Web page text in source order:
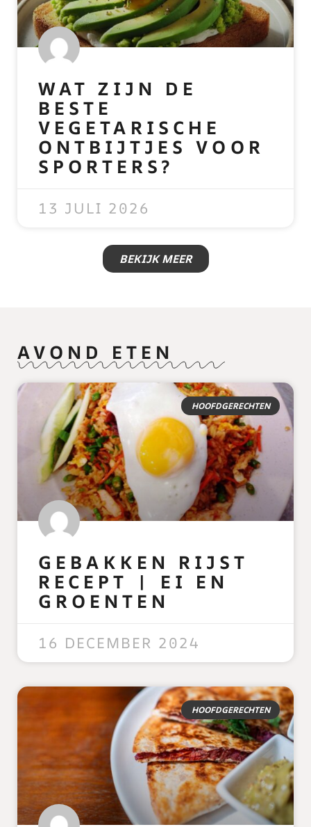
WAT ZIJN DE
BESTE
VEGETARISCHE
ONTBIJTJES VOOR
SPORTERS?
13 JULI 2026
BEKIJK MEER
AVOND ETEN
HOOFDGERECHTEN
GEBAKKEN RIJST
RECEPT | EI EN
GROENTEN
16 DECEMBER 2024
HOOFDGERECHTEN